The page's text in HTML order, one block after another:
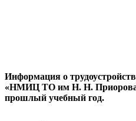
Информация о
«НМИЦ ТО им Н. Н.
прошлый учебный год.